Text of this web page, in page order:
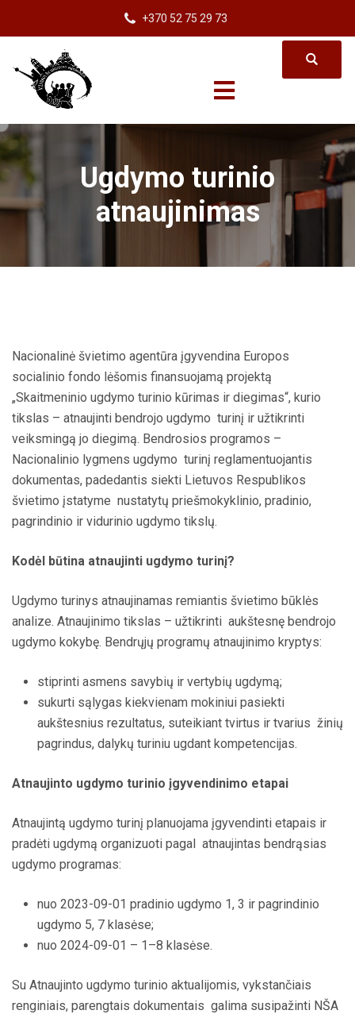
+370 52 75 29 73
Ugdymo turinio
atnaujinimas
Nacionalinė švietimo agentūra įgyvendina Europos
socialinio fondo lėšomis finansuojamą projektą
„Skaitmeninio ugdymo turinio kūrimas ir diegimas“, kurio
tikslas – atnaujinti bendrojo ugdymo turinį ir užtikrinti
veiksmingą jo diegimą. Bendrosios programos –
Nacionalinio lygmens ugdymo turinį reglamentuojantis
dokumentas, padedantis siekti Lietuvos Respublikos
švietimo įstatyme nustatytų priešmokyklinio, pradinio,
pagrindinio ir vidurinio ugdymo tikslų.
Kodėl būtina atnaujinti ugdymo turinį?
Ugdymo turinys atnaujinamas remiantis švietimo būklės
analize. Atnaujinimo tikslas – užtikrinti aukštesnę bendrojo
ugdymo kokybę. Bendrųjų programų atnaujinimo kryptys:
stiprinti asmens savybių ir vertybių ugdymą;
sukurti sąlygas kiekvienam mokiniui pasiekti
aukštesnius rezultatus, suteikiant tvirtus ir tvarius žinių
pagrindus, dalykų turiniu ugdant kompetencijas.
Atnaujinto ugdymo turinio įgyvendinimo etapai
Atnaujintą ugdymo turinį planuojama įgyvendinti etapais ir
pradėti ugdymą organizuoti pagal atnaujintas bendrąsias
ugdymo programas:
nuo 2023-09-01 pradinio ugdymo 1, 3 ir pagrindinio
ugdymo 5, 7 klasėse;
nuo 2024-09-01 – 1–8 klasėse.
Su Atnaujinto ugdymo turinio aktualijomis, vykstančiais
renginiais, parengtais dokumentais galima susipažinti NŠA